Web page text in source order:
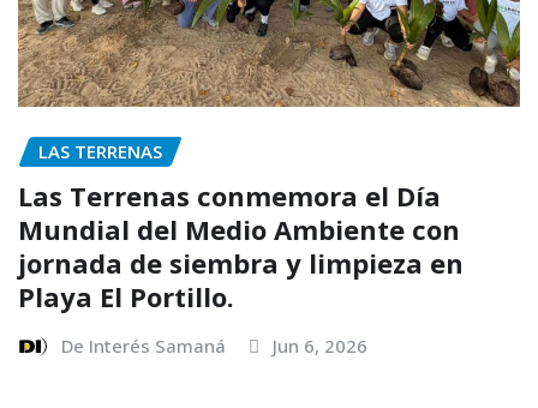
LAS TERRENAS
Las Terrenas conmemora el Día
Mundial del Medio Ambiente con
jornada de siembra y limpieza en
Playa El Portillo.
De Interés Samaná Jun 6, 2026